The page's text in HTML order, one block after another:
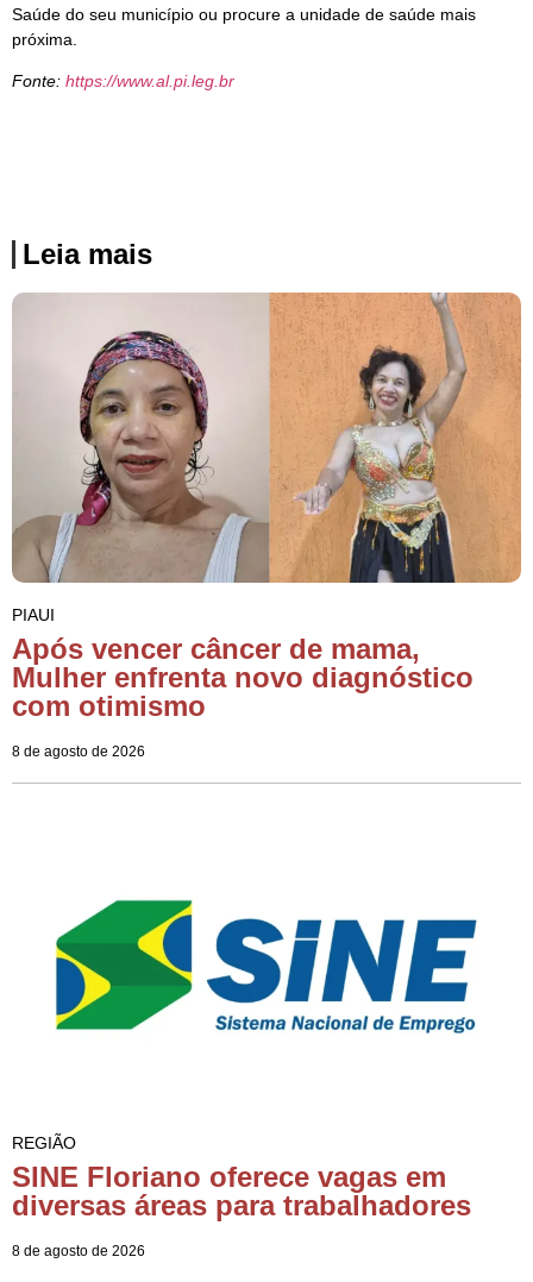
Saúde do seu município ou procure a unidade de saúde mais
próxima.
Fonte: https://www.al.pi.leg.br
Leia mais
PIAUI
Após vencer câncer de mama,
Mulher enfrenta novo diagnóstico
com otimismo
8 de agosto de 2026
REGIÃO
SINE Floriano oferece vagas em
diversas áreas para trabalhadores
8 de agosto de 2026